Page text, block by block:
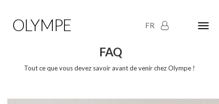
FR
OLYMPE
FAQ
Tout ce que vous devez savoir avant de venir chez Olympe !